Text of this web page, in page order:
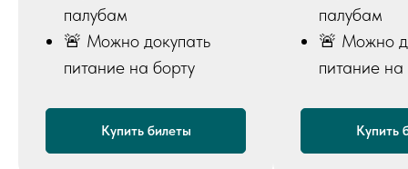
палубам
🚨 Можно докупать
питание на борту
Купить билеты
палубам
🚨 Можно
питание на
Купить